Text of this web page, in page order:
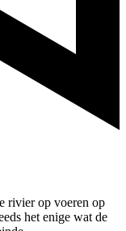
rivier op voeren op
het enige wat de